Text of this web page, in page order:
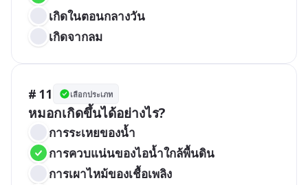
เกิดในตอนกลางวัน
เกิดจากลม
# 11 เลือกประเภท
หมอกเกิดขึ้นได้อย่างไร?
การระเหยของน้ำ
การควบแน่นของไอน้ำใกล้พื้นดิน
การเผาไหม้ของเชื้อเพลิง